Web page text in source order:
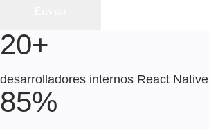
20+
desarrolladores internos React Native
85%